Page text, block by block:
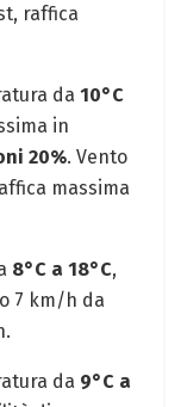
raffica
da 10°C
in
20%. Vento
massima
8°C a 18°C,
7 km/h da
da 9°C a